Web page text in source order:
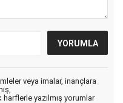
veya imalar, inançlara
yazılmış yorumlar